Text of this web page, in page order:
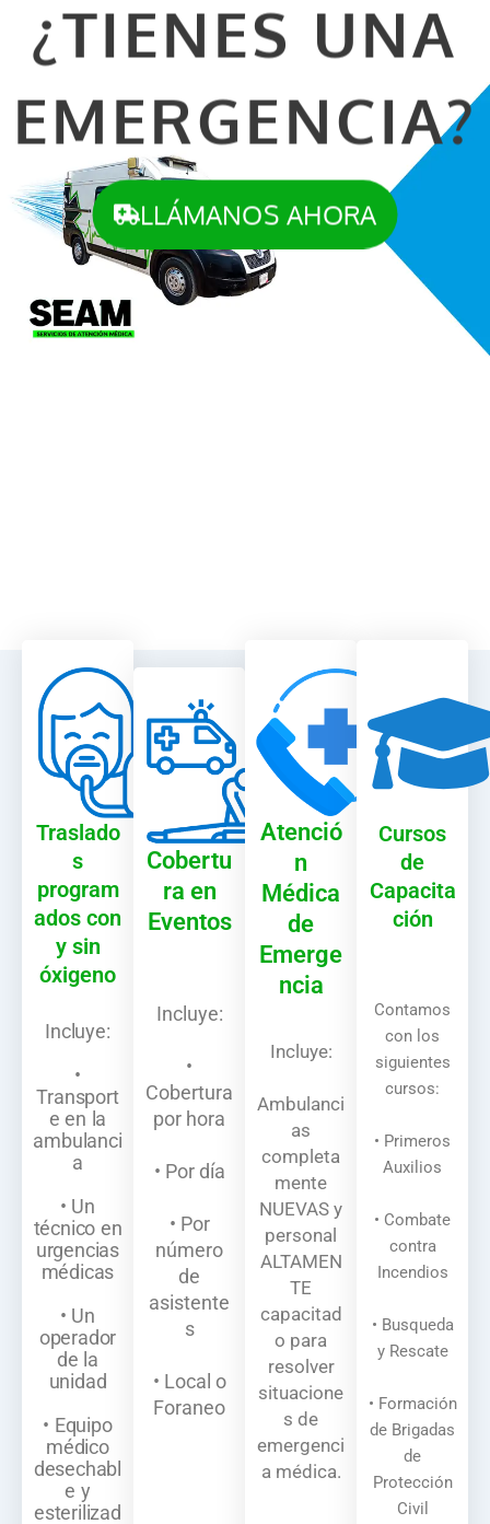
¿TIENES UNA
EMERGENCIA?
LLÁMANOS AHORA
Traslado
s
program
ados con
y sin
óxigeno
Incluye:
•
Transport
e en la
ambulanci
a
• Un
técnico en
urgencias
médicas
• Un
operador
de la
unidad
• Equipo
médico
desechabl
e y
esterilizad
Cobertu
ra en
Eventos
Incluye:
•
Cobertura
por hora
• Por día
• Por
número
de
asistente
s
• Local o
Foraneo
Atenció
n
Médica
de
Emerge
ncia
Incluye:
Ambulanci
as
completa
mente
NUEVAS y
personal
ALTAMEN
TE
capacitad
o para
resolver
situacione
s de
emergenci
a médica.
Cursos
de
Capacita
ción
Contamos
con los
siguientes
cursos:
• Primeros
Auxilios
• Combate
contra
Incendios
• Busqueda
y Rescate
• Formación
de Brigadas
de
Protección
Civil